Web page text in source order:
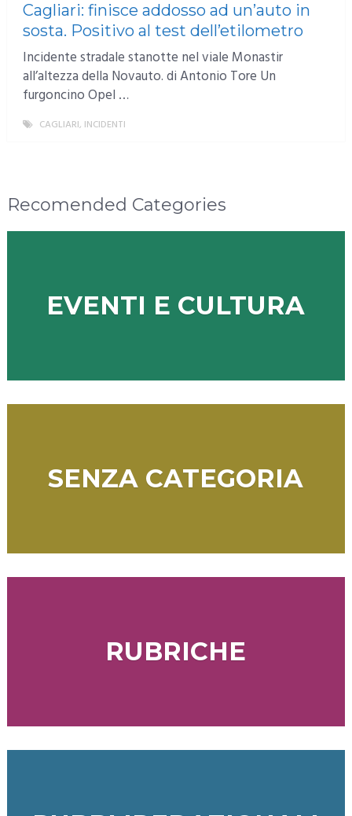
Cagliari: finisce addosso ad un’auto in
sosta. Positivo al test dell’etilometro
Incidente stradale stanotte nel viale Monastir
all’altezza della Novauto. di Antonio Tore Un
furgoncino Opel …
CAGLIARI, INCIDENTI
Recomended Categories
EVENTI E CULTURA
SENZA CATEGORIA
RUBRICHE